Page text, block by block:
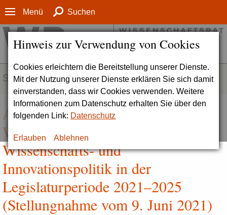
Hinweis zur Verwendung von Cookies
Cookies erleichtern die Bereitstellung unserer Dienste.
Mit der Nutzung unserer Dienste erklären Sie sich damit
einverstanden, dass wir Cookies verwenden. Weitere
Informationen zum Datenschutz erhalten Sie über den
folgenden Link: Datenschutz
Erlauben Ablehnen
Menü Suchen
SERVICE
Allianz der
Wissenschaftsorganisationen zur
Wissenschafts- und
Innovationspolitik in der
Legislaturperiode 2021–2025
(Stellungnahme vom 9. Juni 2021)